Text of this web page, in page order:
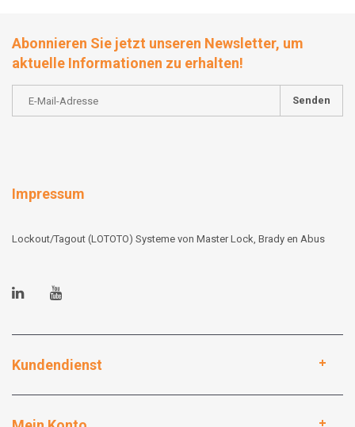
Abonnieren Sie jetzt unseren Newsletter, um
aktuelle Informationen zu erhalten!
Senden
Impressum
Lockout/Tagout (LOTOTO) Systeme von Master Lock, Brady en Abus
Kundendienst